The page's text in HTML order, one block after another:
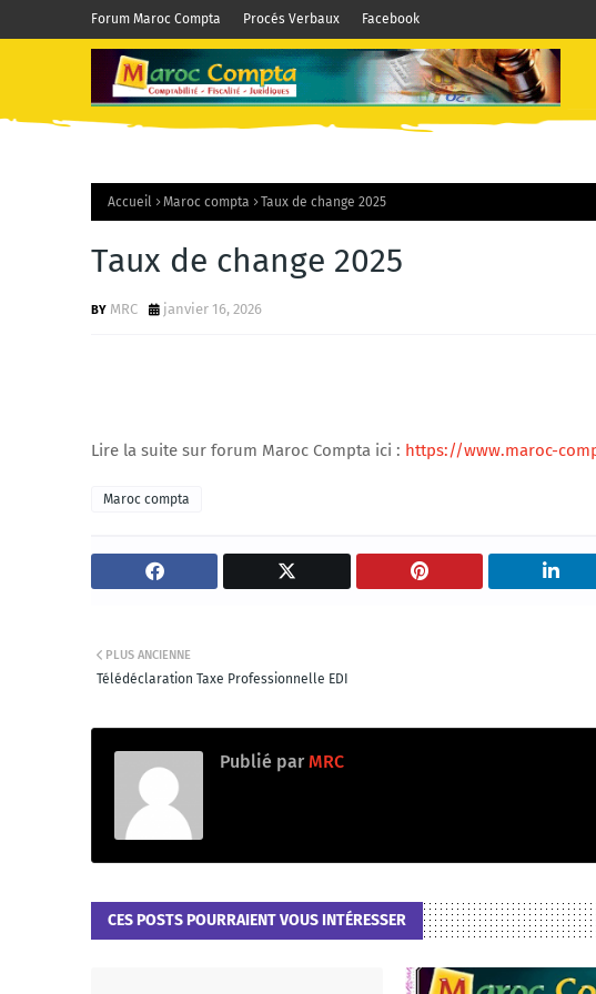
Forum Maroc Compta Procés Verbaux Facebook
Accueil Maroc compta Taux de change 2025
Taux de change 2025
MRC janvier 16, 2026
Lire la suite sur forum Maroc Compta ici : https://www.maroc-
Maroc compta
PLUS ANCIENNE
Télédéclaration Taxe Professionnelle EDI
Publié par MRC
CES POSTS POURRAIENT VOUS INTÉRESSER